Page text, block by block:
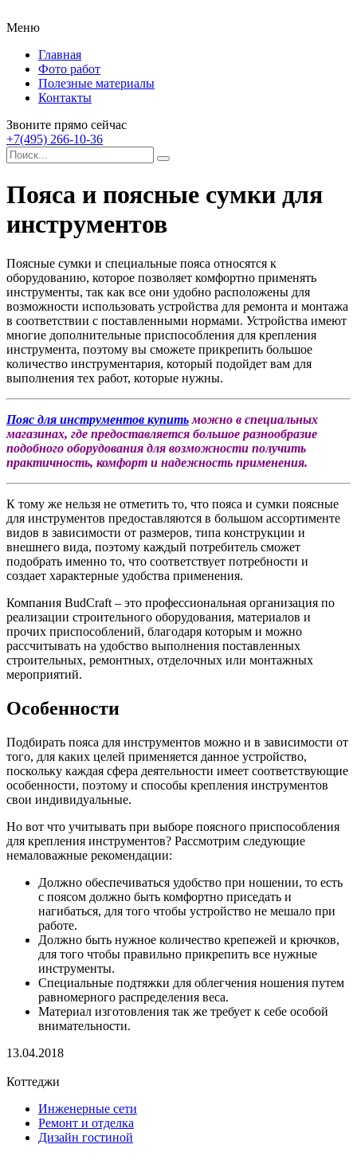
Меню
Главная
Фото работ
Полезные материалы
Контакты
Звоните прямо сейчас
+7(495) 266-10-36
Пояса и поясные сумки для
инструментов
Поясные сумки и специальные пояса относятся к
оборудованию, которое позволяет комфортно применять
инструменты, так как все они удобно расположены для
возможности использовать устройства для ремонта и монтажа
в соответствии с поставленными нормами. Устройства имеют
многие дополнительные приспособления для крепления
инструмента, поэтому вы сможете прикрепить большое
количество инструментария, который подойдет вам для
выполнения тех работ, которые нужны.
Пояс для инструментов купитьможно в специальных
магазинах, где предоставляется большое разнообразие
подобного оборудования для возможности получить
практичность, комфорт и надежность применения.
К тому же нельзя не отметить то, что пояса и сумки поясные
для инструментов предоставляются в большом ассортименте
видов в зависимости от размеров, типа конструкции и
внешнего вида, поэтому каждый потребитель сможет
подобрать именно то, что соответствует потребности и
создает характерные удобства применения.
Компания BudCraft – это профессиональная организация по
реализации строительного оборудования, материалов и
прочих приспособлений, благодаря которым и можно
рассчитывать на удобство выполнения поставленных
строительных, ремонтных, отделочных или монтажных
мероприятий.
Особенности
Подбирать пояса для инструментов можно и в зависимости от
того, для каких целей применяется данное устройство,
поскольку каждая сфера деятельности имеет соответствующие
особенности, поэтому и способы крепления инструментов
свои индивидуальные.
Но вот что учитывать при выборе поясного приспособления
для крепления инструментов? Рассмотрим следующие
немаловажные рекомендации:
Должно обеспечиваться удобство при ношении, то есть
с поясом должно быть комфортно приседать и
нагибаться, для того чтобы устройство не мешало при
работе.
Должно быть нужное количество крепежей и крючков,
для того чтобы правильно прикрепить все нужные
инструменты.
Специальные подтяжки для облегчения ношения путем
равномерного распределения веса.
Материал изготовления так же требует к себе особой
внимательности.
13.04.2018
Коттеджи
Инженерные сети
Ремонт и отделка
Дизайн гостиной